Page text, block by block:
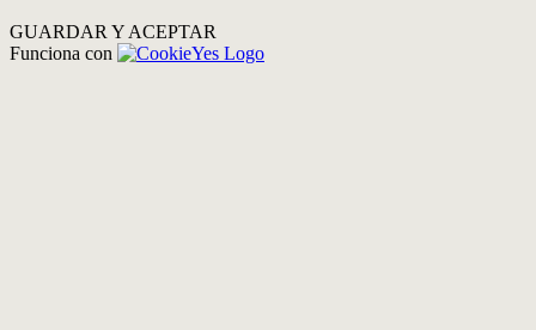
GUARDAR Y ACEPTAR
Funciona con